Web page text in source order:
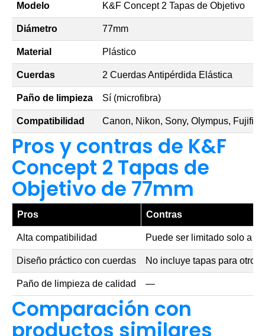
Modelo K&F Concept 2 Tapas de Objetivo
Diámetro 77mm
Material Plástico
Cuerdas 2 Cuerdas Antipérdida Elástica
Paño de limpieza Sí (microfibra)
Compatibilidad Canon, Nikon, Sony, Olympus,
Pros y contras de K&F
Concept 2 Tapas de
Objetivo de 77mm
Pros Contras
Alta compatibilidad Puede ser limitado solo a
Diseño práctico con cuerdas No incluye tapas para otros
Paño de limpieza de calidad —
Comparación con